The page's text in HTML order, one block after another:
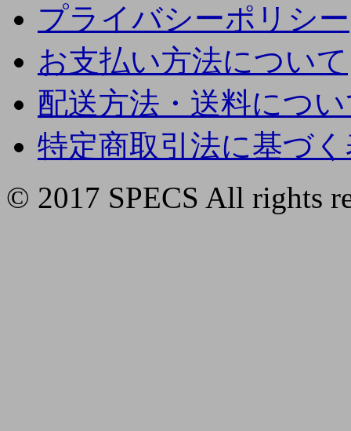
プライバシーポリシー
お支払い方法について
配送方法・送料につ
特定商取引法に基づ
© 2017 SPECS All rights